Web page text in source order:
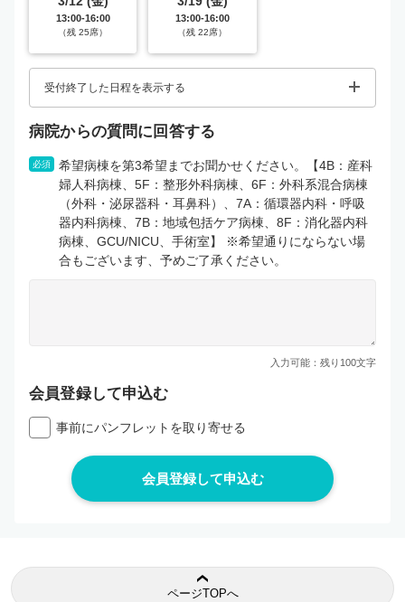
13:00-16:00
（残 25席）
13:00-16:00
（残 22席）
受付終了した日程を表示する
病院からの質問に回答する
必須
希望病棟を第3希望までお聞かせください。【4B：産科
婦人科病棟、5F：整形外科病棟、6F：外科系混合病棟
（外科・泌尿器科・耳鼻科）、7A：循環器内科・呼吸
器内科病棟、7B：地域包括ケア病棟、8F：消化器内科
病棟、GCU/NICU、手術室】 ※希望通りにならない場
合もございます、予めご了承ください。
入力可能：残り 100文字
会員登録して申込む
事前にパンフレットを取り寄せる
ページTOPへ